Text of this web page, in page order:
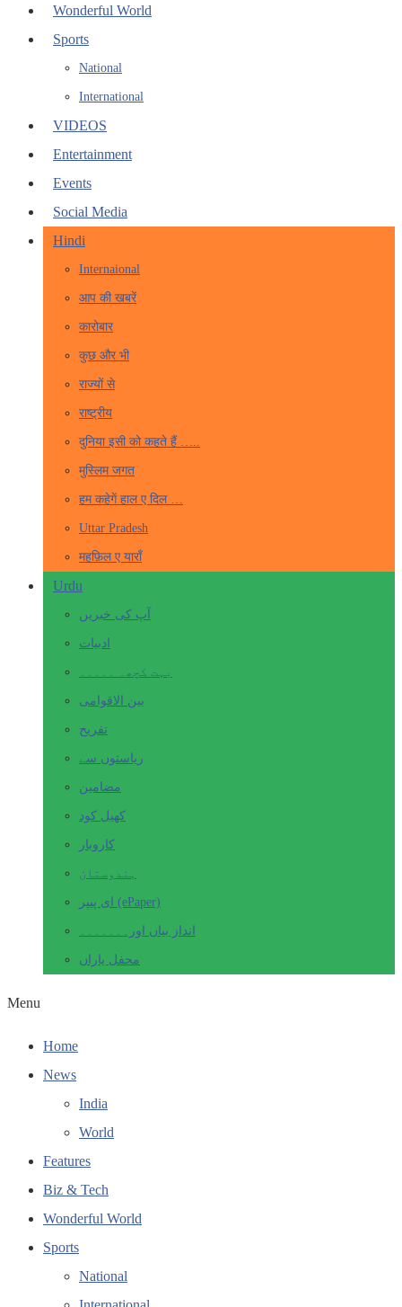
Wonderful World
Sports
National
International
VIDEOS
Entertainment
Events
Social Media
Hindi
Internaional
आप की खबरें
कारोबार
कुछ और भी
राज्यों से
राष्ट्रीय
दुनिया इसी को कहते हैं …..
मुस्लिम जगत
हम कहेगें हाल ए दिल …
Uttar Pradesh
महफ़िल ए याराँ
Urdu
آپ کی خبریں
ادبیات
بہت کچھ۔ ۔۔۔۔۔
بین الاقوامی
تفریح
ریاستوں سے
مضامین
کھیل کود
کاروبار
ہندوستان
ای پیپر (ePaper)
انداز بیاں اور۔۔۔۔۔۔۔
محفل یاراں
Menu
Home
News
India
World
Features
Biz & Tech
Wonderful World
Sports
National